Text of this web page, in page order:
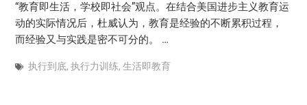
“教育即生活，学校即社会”观点。在结合美国进步主义教育运
动的实际情况后，杜威认为，教育是经验的不断累积过程，
而经验又与实践是密不可分的。 …
执行到底, 执行力训练, 生活即教育